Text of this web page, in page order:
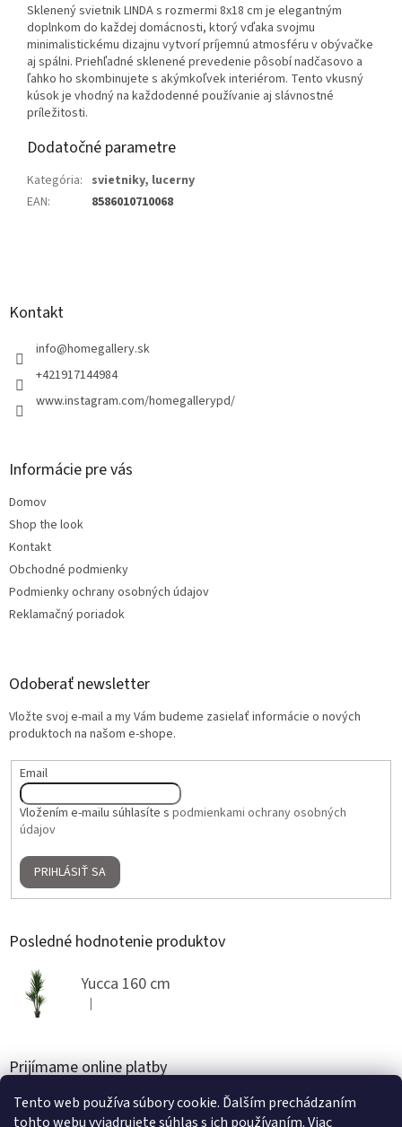
Tento web používa súbory cookie. Ďalším prechádzaním
tohto webu vyjadrujete súhlas s ich používaním. Viac
Sklenený svietnik LINDA s rozmermi 8x18 cm je elegantným
doplnkom do každej domácnosti, ktorý vďaka svojmu
minimalistickému dizajnu vytvorí príjemnú atmosféru v obývačke
aj spálni. Priehľadné sklenené prevedenie pôsobí nadčasovo a
ľahko ho skombinujete s akýmkoľvek interiérom. Tento vkusný
kúsok je vhodný na každodenné používanie aj slávnostné
príležitosti.
Dodatočné parametre
Kategória: svietniky, lucerny
EAN: 8586010710068
Kontakt
info@homegallery.sk
+421917144984
www.instagram.com/homegallerypd/
Informácie pre vás
Domov
Shop the look
Kontakt
Obchodné podmienky
Podmienky ochrany osobných údajov
Reklamačný poriadok
Odoberať newsletter
Vložte svoj e-mail a my Vám budeme zasielať informácie o nových
produktoch na našom e-shope.
Email
Vložením e-mailu súhlasíte s podmienkami ochrany osobných
údajov
PRIHLÁSIŤ SA
Posledné hodnotenie produktov
Yucca 160 cm
Hodnotenie produktu je 5 z 5 hviezdičiek.
|
Prijímame online platby